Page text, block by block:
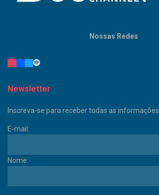
Nossas Redes
Newsletter
Inscreva-se para receber todas as informações
E-mail:
Nome: